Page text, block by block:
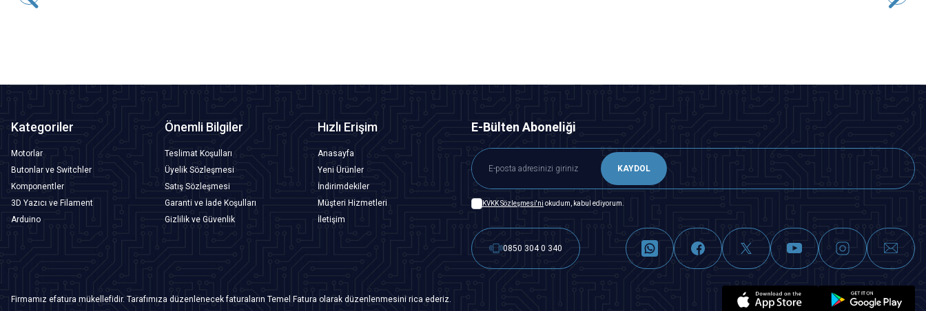
Kategoriler
Motorlar
Butonlar ve Switchler
Komponentler
3D Yazıcı ve Filament
Arduino
Önemli Bilgiler
Teslimat Koşulları
Üyelik Sözleşmesi
Satış Sözleşmesi
Garanti ve İade Koşulları
Gizlilik ve Güvenlik
Hızlı Erişim
Anasayfa
Yeni Ürünler
İndirimdekiler
Müşteri Hizmetleri
İletişim
E-Bülten Aboneliği
KAYDOL
KVKK Sözleşmesi'ni okudum, kabul ediyorum.
0850 304 0 340
Firmamız efatura mükellefidir. Tarafımıza düzenlenecek faturaların Temel Fatura olarak düzenlenmesini rica ederiz.